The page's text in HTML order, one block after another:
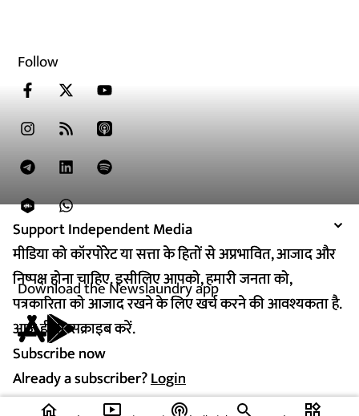
Support Independent Media
मीडिया को कॉरपोरेट या सत्ता के हितों से अप्रभावित, आजाद और
निष्पक्ष होना चाहिए. इसीलिए आपको, हमारी जनता को,
पत्रकारिता को आजाद रखने के लिए खर्च करने की आवश्यकता है.
आज ही सब्सक्राइब करें.
Subscribe now
Already a subscriber?Login
Support Independent Media
मीडिया को कॉरपोरेट या सत्ता के हितों से अप्रभावित, आजाद और
निष्पक्ष होना चाहिए. इसीलिए आपको, हमारी जनता को,
पत्रकारिता को आजाद रखने के लिए खर्च करने की आवश्यकता है.
आज ही सब्सक्राइब करें.
Subscribe now
Already a subscriber?Login
Follow
Download the Newslaundry app
home ondemand_video podcasts widgets